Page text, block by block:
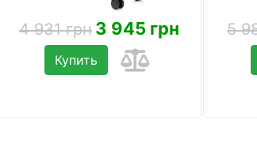
4 931 грн 3 945 грн
Купить
5